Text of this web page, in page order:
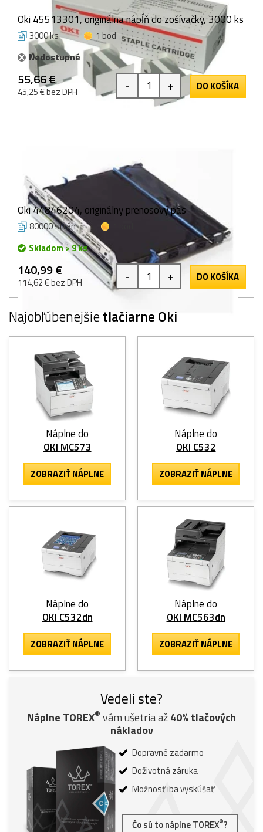
Oki 45513301, originálna nápĺň do zošívačky, 3000 ks
3000 ks
1 bod
Nedostupné
55,66 €
45,25 € bez DPH - + DO KOŠÍKA
Oki 44846204, originálny prenosový pás
80000 strán
Skladom > 9 ks
140,99 €
114,62 € bez DPH - + DO KOŠÍKA
Najobľúbenejšietlačiarne Oki
Náplne do
OKI MC573
ZOBRAZIŤ NÁPLNE
Náplne do
OKI C532
ZOBRAZIŤ NÁPLNE
Náplne do
OKI C532dn
ZOBRAZIŤ NÁPLNE
Náplne do
OKI MC563dn
ZOBRAZIŤ NÁPLNE
Vedeli ste?
Náplne TOREX® vám ušetria až40% tlačových
nákladov
Dopravné zadarmo
Doživotná záruka
Možnosť iba vyskúšať
Čo sú to náplne TOREX®?